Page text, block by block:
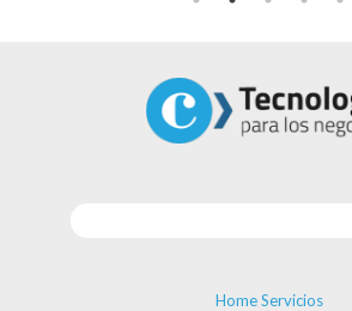
Home Servicios